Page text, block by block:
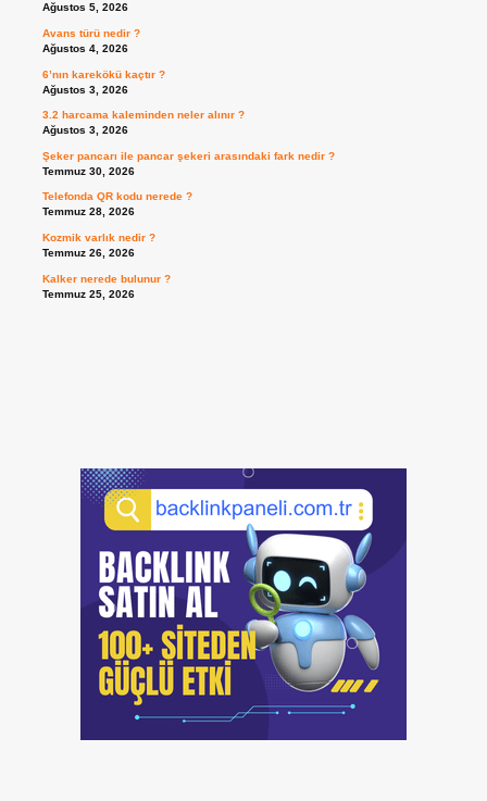
Ağustos 5, 2026
Avans türü nedir ?
Ağustos 4, 2026
6’nın karekökü kaçtır ?
Ağustos 3, 2026
3.2 harcama kaleminden neler alınır ?
Ağustos 3, 2026
Şeker pancarı ile pancar şekeri arasındaki fark nedir ?
Temmuz 30, 2026
Telefonda QR kodu nerede ?
Temmuz 28, 2026
Kozmik varlık nedir ?
Temmuz 26, 2026
Kalker nerede bulunur ?
Temmuz 25, 2026